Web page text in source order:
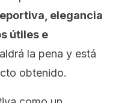
elegancia
útiles e
la pena y está
obtenido.